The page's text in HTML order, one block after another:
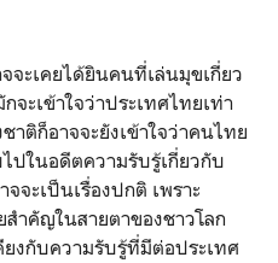
จะเคยได้ยินคนที่เล่นมุขเกี่ยว
ะเข้าใจว่าประเทศไทยเท่า
ติก็อาจจะยังเข้าใจว่าคนไทย
ปในอดีตความรับรู้เกี่ยวกับ
จะเป็นเรื่องปกติ เพราะ
ำคัญในสายตาของชาวโลก
ยงกับความรับรู้ที่มีต่อประเทศ